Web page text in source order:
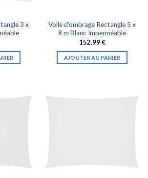
3 x
Voile d’ombrage Rectangle 5 x
8 m Blanc Imperméable
152,99€
AJOUTER AU PANIER